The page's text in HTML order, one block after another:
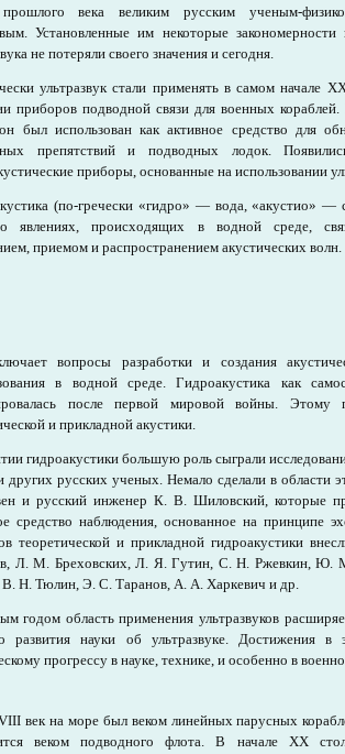
века великим русским ученым-
Установленные им некоторые закономерности
не потеряли своего значения и сегодня.
ультразвук стали применять в самом начале
приборов подводной связи для военных кораблей.
был использован как активное средство для
препятствий и подводных лодок.
приборы, основанные на использовании
(по-гречески «гидро» — вода, «акустио»
явлениях, происходящих в водной среде,
приемом и распространением акустических волн.
вопросы разработки и создания
в водной среде. Гидроакустика как
после первой мировой войны. Этому
и прикладной акустики.
гидроакустики большую роль сыграли
других русских ученых. Немало сделали в области
и русский инженер К. В. Шиловский, которые
средство наблюдения, основанное на принципе
теоретической и прикладной гидроакустики
Л. М. Бреховских, Л. Я. Гутин, С. Н. Ржевкин, Ю.
Н. Тюлин, Э. С. Таранов, А. А. Харкевич и др.
годом область применения ультразвуков
развития науки об ультразвуке. Достижения
прогрессу в науке, технике, и особенно в
век на море был веком линейных парусных
веком подводного флота. В начале XX